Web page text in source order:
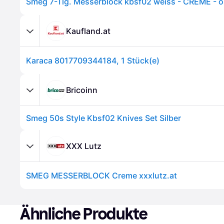
Kaufland.at
Karaca 8017709344184, 1 Stück(e)
Bricoinn
Smeg 50s Style Kbsf02 Knives Set Silber
XXX Lutz
SMEG MESSERBLOCK Creme xxxlutz.at
Ähnliche Produkte